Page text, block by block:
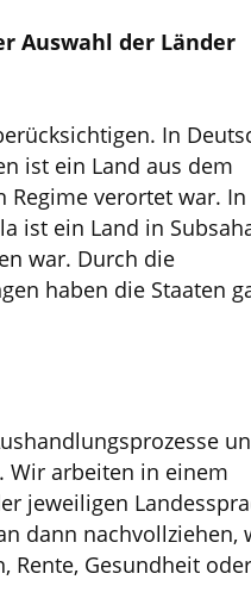
Auswahl der Länder
In
ist ein Land aus dem
verortet war. In
ist ein Land in
war. Durch die
haben die Staaten
Wir arbeiten in einem
jeweiligen
dann nachvollziehen,
Rente, Gesundheit oder